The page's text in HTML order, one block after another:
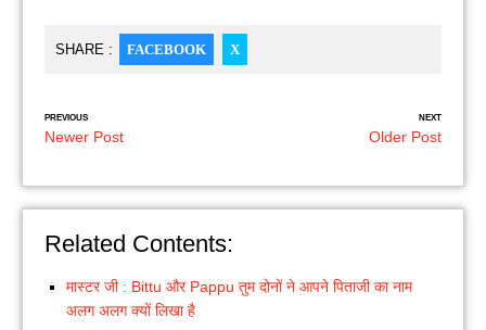
SHARE : FACEBOOK X
PREVIOUS
Newer Post
NEXT
Older Post
Related Contents:
मास्टर जी : Bittu और Pappu तुम दोनों ने आपने पिताजी का नाम
अलग अलग क्यों लिखा है